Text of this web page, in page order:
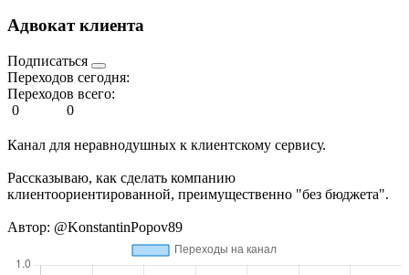
Адвокат клиента
Подписаться
Переходов сегодня:
Переходов всего:
0
0
Канал для неравнодушных к клиентскому сервису.
Рассказываю, как сделать компанию
клиентоориентированной, преимущественно "без бюджета".
Автор: @KonstantinPopov89